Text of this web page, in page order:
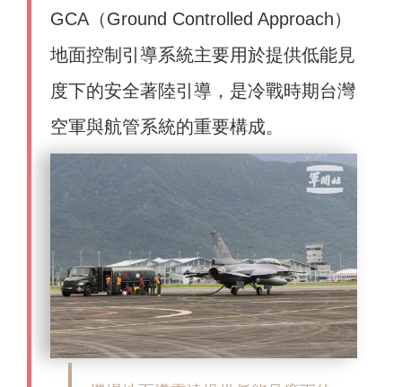
GCA（Ground Controlled Approach）
地面控制引導系統主要用於提供低能見
度下的安全著陸引導，是冷戰時期台灣
空軍與航管系統的重要構成。